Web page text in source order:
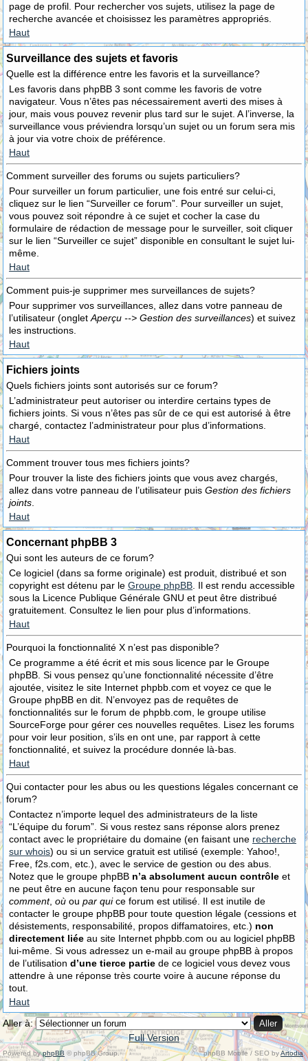
page de profil. Pour rechercher vos sujets, utilisez la page de
recherche avancée et choisissez les paramètres appropriés.
Haut
Surveillance des sujets et favoris
Quelle est la différence entre les favoris et la surveillance?
Les favoris dans phpBB 3 sont comme les favoris de votre
navigateur. Vous n’êtes pas nécessairement averti des mises à
jour, mais vous pouvez revenir plus tard sur le sujet. A l’inverse, la
surveillance vous préviendra lorsqu’un sujet ou un forum sera mis
à jour via votre choix de préférence.
Haut
Comment surveiller des forums ou sujets particuliers?
Pour surveiller un forum particulier, une fois entré sur celui-ci,
cliquez sur le lien “Surveiller ce forum”. Pour surveiller un sujet,
vous pouvez soit répondre à ce sujet et cocher la case du
formulaire de rédaction de message pour le surveiller, soit cliquer
sur le lien “Surveiller ce sujet” disponible en consultant le sujet lui-
même.
Haut
Comment puis-je supprimer mes surveillances de sujets?
Pour supprimer vos surveillances, allez dans votre panneau de
l’utilisateur (onglet Aperçu --> Gestion des surveillances) et suivez
les instructions.
Haut
Fichiers joints
Quels fichiers joints sont autorisés sur ce forum?
L’administrateur peut autoriser ou interdire certains types de
fichiers joints. Si vous n’êtes pas sûr de ce qui est autorisé à être
chargé, contactez l’administrateur pour plus d’informations.
Haut
Comment trouver tous mes fichiers joints?
Pour trouver la liste des fichiers joints que vous avez chargés,
allez dans votre panneau de l’utilisateur puis Gestion des fichiers
joints
Haut
Concernant phpBB 3
Qui sont les auteurs de ce forum?
Ce logiciel (dans sa forme originale) est produit, distribué et son
copyright est détenu par le Groupe phpBB . Il est rendu accessible
sous la Licence Publique Générale GNU et peut être distribué
gratuitement. Consultez le lien pour plus d’informations.
Haut
Pourquoi la fonctionnalité X n’est pas disponible?
Ce programme a été écrit et mis sous licence par le Groupe
phpBB. Si vous pensez qu’une fonctionnalité nécessite d’être
ajoutée, visitez le site Internet phpbb.com et voyez ce que le
Groupe phpBB en dit. N’envoyez pas de requêtes de
fonctionnalités sur le forum de phpbb.com, le groupe utilise
SourceForge pour gérer ces nouvelles requêtes. Lisez les forums
pour voir leur position, s’ils en ont une, par rapport à cette
fonctionnalité, et suivez la procédure donnée là-bas.
Haut
Qui contacter pour les abus ou les questions légales concernant ce
forum?
Contactez n’importe lequel des administrateurs de la liste
“L’équipe du forum”. Si vous restez sans réponse alors prenez
contact avec le propriétaire du domaine (en faisant une recherche
sur whois) ou si un service gratuit est utilisé (exemple: Yahoo!,
Free, f2s.com, etc.), avec le service de gestion ou des abus.
Notez que le groupe phpBB n’a absolument aucun contrôle et
ne peut être en aucune façon tenu pour responsable sur
comment, où ou par quice forum est utilisé. Il est inutile de
contacter le groupe phpBB pour toute question légale (cessions et
désistements, responsabilité, propos diffamatoires, etc.) non
directement liée au site Internet phpbb.com ou au logiciel phpBB
lui-même. Si vous adressez un e-mail au groupe phpBB à propos
de l’utilisation d’une tierce partie de ce logiciel vous devez vous
attendre à une réponse très courte voire à aucune réponse du
tout.
Haut
Aller à:
Full Version
Powered byphpBB © phpBB Group. phpBB Mobile / SEO byArtodia.